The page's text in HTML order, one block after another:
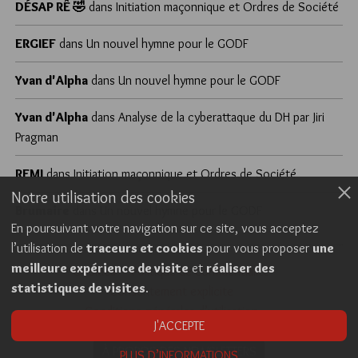
DÉSAP RÊ 🤣 dans Initiation maçonnique et Ordres de Société
ERGIEF dans Un nouvel hymne pour le GODF
Yvan d'Alpha dans Un nouvel hymne pour le GODF
Yvan d'Alpha dans Analyse de la cyberattaque du DH par Jiri
Pragman
REMIdansInitiation maçonnique et Ordres de Société
Cookies
Politique de confidentialité
Consentement explicite
Conditions générales d’utilisation
À PROPOS DES NEWSLETTERS
Notre utilisation des cookies
En poursuivant votre navigation sur ce site, vous acceptez
l’utilisation de traceurs et cookies pour vous proposer une
meilleure expérience de visite et réaliser des
statistiques de visites.
J'ACCEPTE